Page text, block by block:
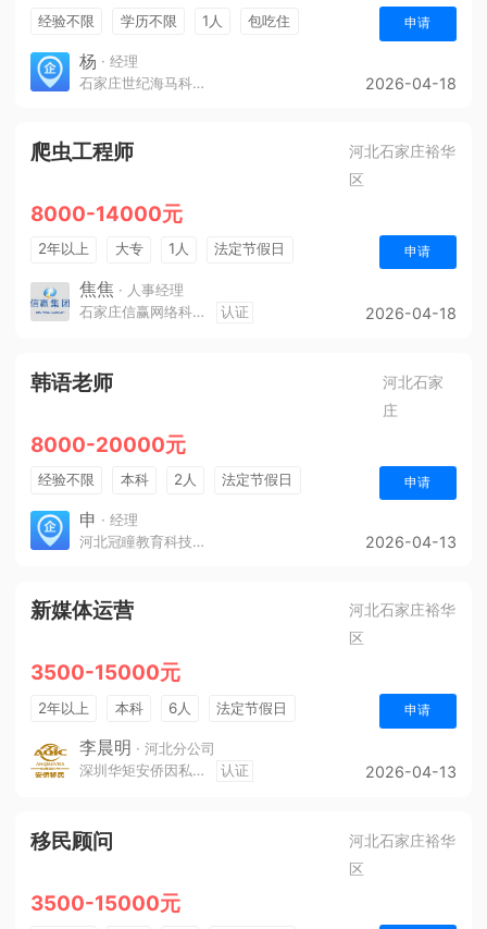
经验不限 学历不限 1人 包吃住 申请
杨 · 经理
石家庄世纪海马科技有限公司
2026-04-18
爬虫工程师
河北石家庄裕华
区
8000-14000元
2年以上 大专 1人
法定节假日
休假制度
奖励计划
保险
申请
焦焦 · 人事经理
石家庄信赢网络科技有限公司
认证 2026-04-18
韩语老师
河北石家
庄
8000-20000元
经验不限 本科 2人
法定节假日
休假制度
奖励计划
申请
申 · 经理
河北冠瞳教育科技有限公司
2026-04-13
新媒体运营
河北石家庄裕华
区
3500-15000元
2年以上 本科 6人
法定节假日
休假制度
销售奖金 奖励计划
综合补贴
五险一金
申请
李晨明 · 河北分公司
深圳华矩安侨因私出入境中介咨询服务有限公司
认证 2026-04-13
移民顾问
河北石家庄裕华
区
3500-15000元